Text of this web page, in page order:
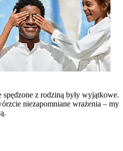
spędzone z rodziną były wyjątkowe.
niezapomniane wrażenia – my